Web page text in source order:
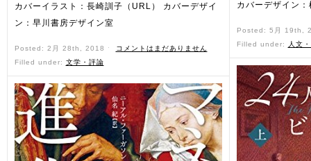
カバーイラスト：長崎訓子（URL） カバーデザイ
ン：早川書房デザイン室
Posted: 2月 28th, 2018 ˑ
コメントはまだありません
Filled under: 文学・評論
カバーデザイン
Posted: 5月 19th,
Filled under:
人文